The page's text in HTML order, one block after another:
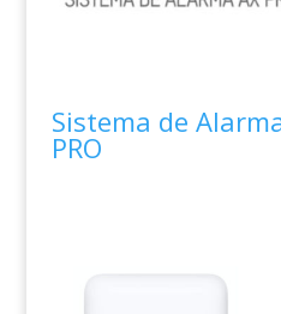
Sistema de
PRO